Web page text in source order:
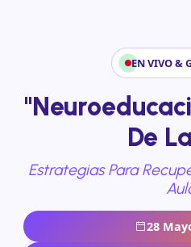
EN VIVO &
De
Estrategias Para
28